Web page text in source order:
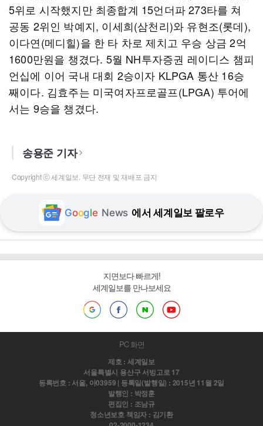
5위로 시작했지만 최종합계 15언더파 273타를 쳐
공동 2위인 박예지, 이세희(삼천리)와 유현조(롯데),
이다연(메디힐)을 한 타 차로 제치고 우승 상금 2억
1600만원을 챙겼다. 5월 NH투자증권 레이디스 챔피
언십에 이어 국내 대회 2승이자 KLPGA 통산 16승
째이다. 김효주는 미국여자프로골프(LPGA) 투어에
서는 9승을 챙겼다.
송용준 기자
Copyright ⓒ 세계일보. 무단 전재 및 재배포 금지
Google News 에서 세계일보 팔로우
지면보다 빠르게!
세계일보를 만나보세요
PC 화면
제호 : 세계일보
서울특별시 용산구 서빙고로 17
등록번호 : 서울, 아03959 | 등록일(발행일) : 2015년 11월 2일
발행인 : 박정훈
편집인 : 조남규
청소년보호 책임자 : 김기환